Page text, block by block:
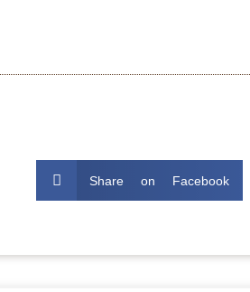
Share on Facebook